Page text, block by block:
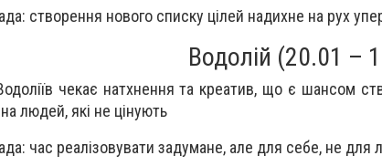
створення нового списку цілей надихне на рух
Водолій (20.01 –
чекає натхнення та креатив, що є шансом
на людей, які не цінують
час реалізовувати задумане, але для себе, не для